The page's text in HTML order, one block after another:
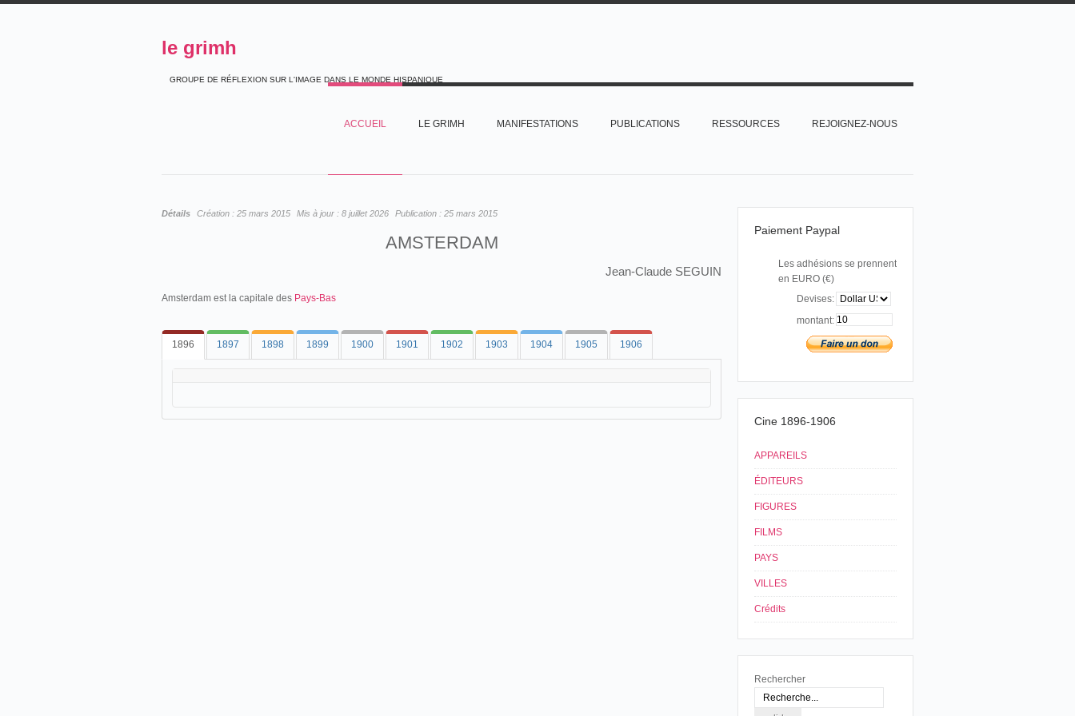
le grimh
GROUPE DE RÉFLEXION SUR L'IMAGE DANS LE MONDE HISPANIQUE
ACCUEIL LE GRIMH MANIFESTATIONS PUBLICATIONS RESSOURCES REJOIGNEZ-NOUS
Détails Création : 25 mars 2015 Mis à jour : 8 juillet 2026 Publication : 25 mars 2015
AMSTERDAM
Jean-Claude SEGUIN
Amsterdam est la capitale des Pays-Bas
1896 1897 1898 1899 1900 1901 1902 1903 1904 1905 1906
Paiement Paypal
Les adhésions se prennent
en EURO (€)
Devises:
montant:
Cine 1896-1906
APPAREILS
ÉDITEURS
FIGURES
FILMS
PAYS
VILLES
Crédits
Rechercher